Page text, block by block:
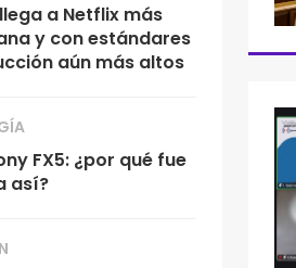
a Netflix más
y con estándares
aún más altos
FX5: ¿por qué fue
así?